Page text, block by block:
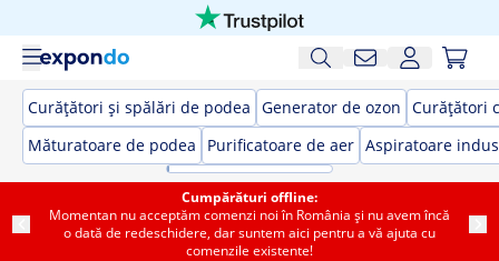
Curățători și spălări de podea Generator de ozon Curățători
Măturatoare de podea
Purificatoare de aer Aspiratoare
Cumpărături offline:
Momentan nu acceptăm comenzi noi în România și nu avem încă
o dată de redeschidere, dar suntem aici pentru a vă ajuta cu
comenzile existente!